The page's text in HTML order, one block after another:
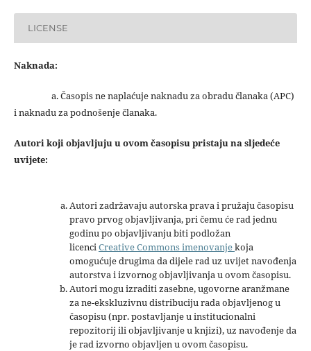
LICENSE
Naknada:
a. Časopis ne naplaćuje naknadu za obradu članaka (APC)
i naknadu za podnošenje članaka.
Autori koji objavljuju u ovom časopisu pristaju na sljedeće
uvijete:
Autori zadržavaju autorska prava i pružaju časopisu
pravo prvog objavljivanja, pri čemu će rad jednu
godinu po objavljivanju biti podložan
licenciCreative Commons imenovanjekoja
omogućuje drugima da dijele rad uz uvijet navođenja
autorstva i izvornog objavljivanja u ovom časopisu.
Autori mogu izraditi zasebne, ugovorne aranžmane
za ne-ekskluzivnu distribuciju rada objavljenog u
časopisu (npr. postavljanje u institucionalni
repozitorij ili objavljivanje u knjizi), uz navođenje da
je rad izvorno objavljen u ovom časopisu.